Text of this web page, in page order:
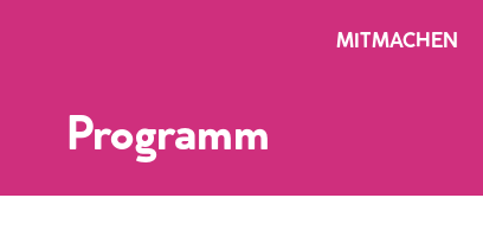
MITMACHEN
Programm